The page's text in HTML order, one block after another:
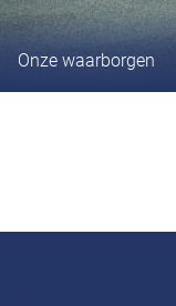
Onze waarborgen